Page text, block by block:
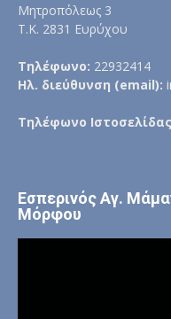
Μητροπόλεως 3
Τ.Κ. 2831 Ευρύχου
Τηλέφωνο: 22932414
Ηλ. διεύθυνση (email):
Τηλέφωνο
Εσπερινός Αγ.
Μόρφου